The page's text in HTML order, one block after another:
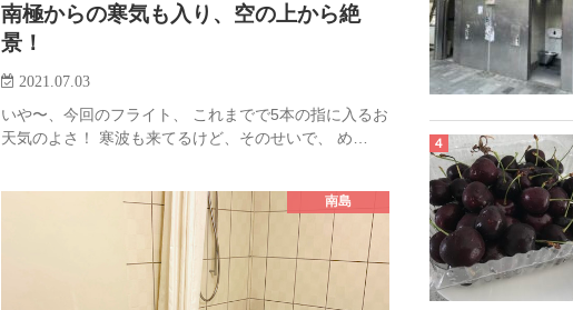
南極からの寒気も入り、空の上から絶
景！
2021.07.03
いや〜、今回のフライト、 これまでで5本の指に入るお
天気のよさ！ 寒波も来てるけど、そのせいで、 め…
南島